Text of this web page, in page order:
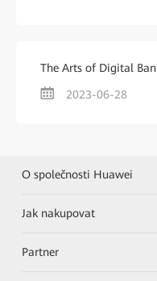
The Arts of Digital
2023-06-28
O společnosti Huawei
Jak nakupovat
Partner